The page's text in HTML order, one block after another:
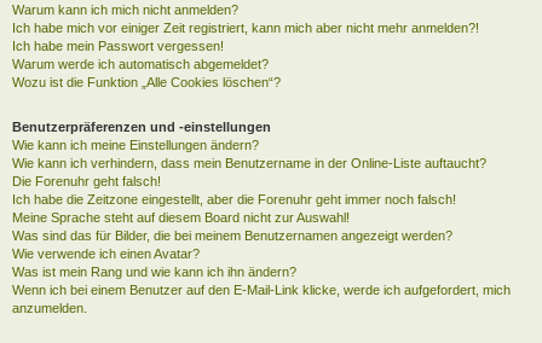
Warum kann ich mich nicht anmelden?
Ich habe mich vor einiger Zeit registriert, kann mich aber nicht mehr anmelden?!
Ich habe mein Passwort vergessen!
Warum werde ich automatisch abgemeldet?
Wozu ist die Funktion „Alle Cookies löschen“?
Benutzerpräferenzen und -einstellungen
Wie kann ich meine Einstellungen ändern?
Wie kann ich verhindern, dass mein Benutzername in der Online-Liste auftaucht?
Die Forenuhr geht falsch!
Ich habe die Zeitzone eingestellt, aber die Forenuhr geht immer noch falsch!
Meine Sprache steht auf diesem Board nicht zur Auswahl!
Was sind das für Bilder, die bei meinem Benutzernamen angezeigt werden?
Wie verwende ich einen Avatar?
Was ist mein Rang und wie kann ich ihn ändern?
Wenn ich bei einem Benutzer auf den E-Mail-Link klicke, werde ich aufgefordert, mich
anzumelden.